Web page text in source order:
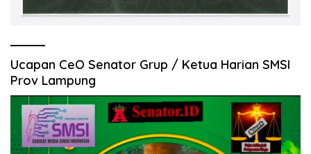
Ucapan CeO Senator Grup / Ketua Harian SMSI
Prov Lampung